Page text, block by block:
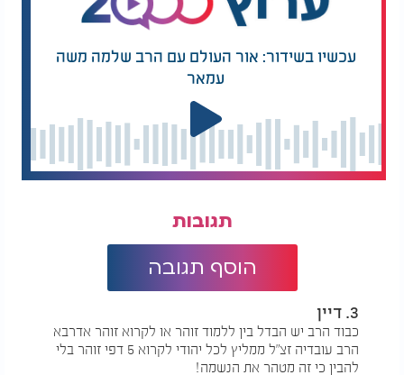
עכשיו בשידור: אור העולם עם הרב שלמה משה
עמאר
תגובות
הוסף תגובה
3. דיין
כבוד הרב יש הבדל בין ללמוד זוהר או לקרוא זוהר אדרבא
הרב עובדיה זצ"ל ממליץ לכל יהודי לקרוא 5 דפי זוהר בלי
להבין כי זה מטהר את הנשמה!